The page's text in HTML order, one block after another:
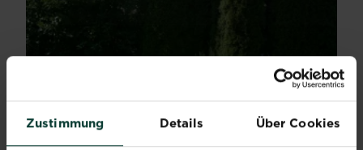
Zustimmung Details Über Cookies